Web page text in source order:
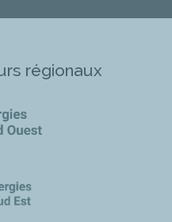
régionaux